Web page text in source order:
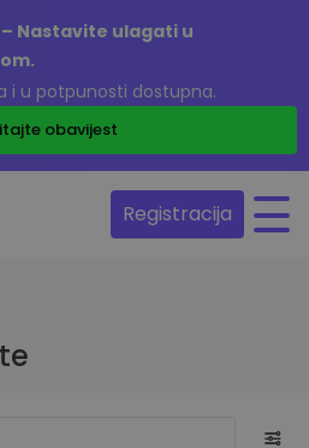
Nastavite ulagati u
i u potpunosti dostupna.
obavijest
Registracija